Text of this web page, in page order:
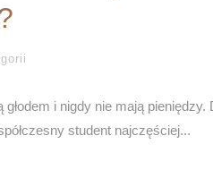
i nigdy nie mają pieniędzy.
student najczęściej...